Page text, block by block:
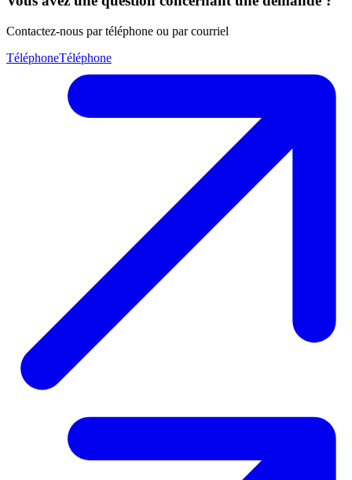
Contactez-nous par téléphone ou par courriel
TéléphoneTéléphone